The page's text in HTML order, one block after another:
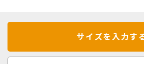
サイズを入力す